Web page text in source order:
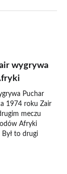
wygrywa
Puchar
1974 roku Zair
meczu
Afryki
to drugi